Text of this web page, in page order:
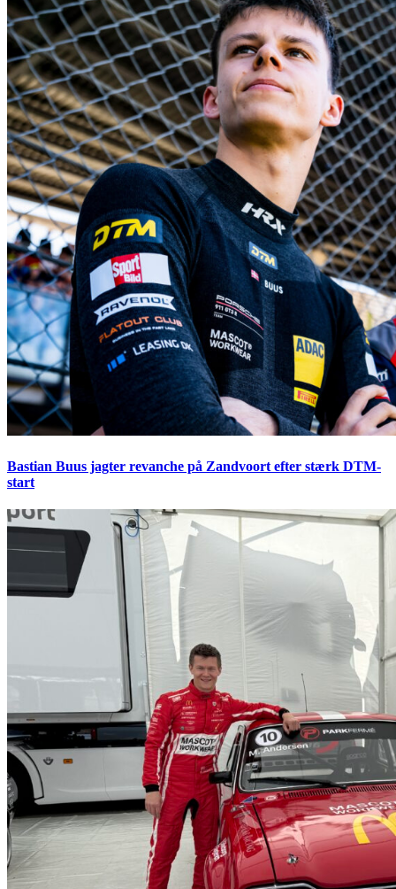
Bastian Buus jagter revanche på Zandvoort efter stærk DTM-
start